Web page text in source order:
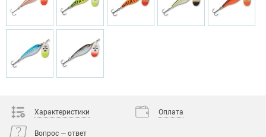
Характеристики Оплата
Вопрос — ответ